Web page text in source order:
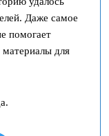
Даже самое
помогает
материалы для